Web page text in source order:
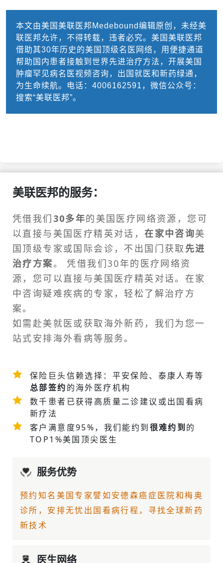
本文由美国美联医邦Medebound编辑原创，未经美
联医邦允许，不得转载，违者必究。美国美联医邦
借助其30年历史的美国顶级名医网络，用便捷通道
帮助国内患者接触到世界先进治疗方法，开展美国
肿瘤罕见病名医视频咨询，出国就医和新药绿通，
为生命续航。电话：4006162591，微信公众号：
搜索“美联医邦”。
美联医邦的服务：
凭借我们 30多年的美国医疗网络资源，您可
以直接与美国医疗精英对话，在家中咨询美
国顶级专家或国际会诊 ，不出国门获取 先进
治疗方案。 凭借我们30年的医疗网络资
源，您可以直接与美国医疗精英对话。在家
中咨询疑难疾病的专家，轻松了解治疗方
案。
如需 赴美就医或获取海外新药，我们为您一
站式安排海外看病等服务。
保险巨头信赖选择：平安保险、泰康人寿等
总部签约的海外医疗机构
数千患者已获得高质量二诊建议或出国看病
新疗法
客户满意度95%，我们能约到很难约到 的
TOP1%美国顶尖医生
服务优势
预约知名美国专家譬如安德森癌症医院和梅奥
诊所，安排无忧出国看病行程，寻找全球新药
新技术
医生网络